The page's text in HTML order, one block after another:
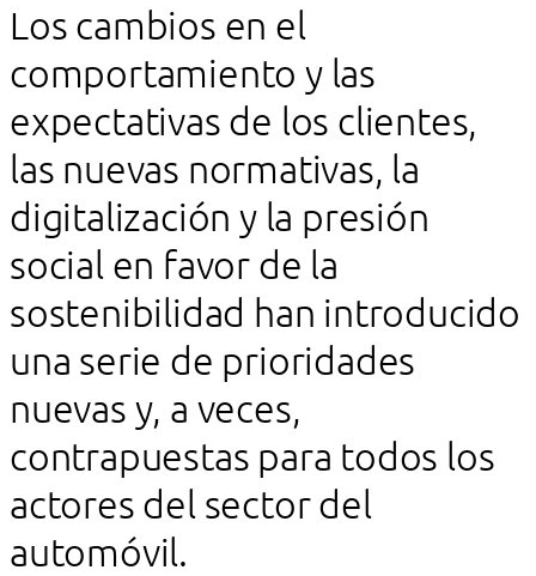
Los cambios en el
comportamiento y las
expectativas de los clientes,
las nuevas normativas, la
digitalización y la presión
social en favor de la
sostenibilidad han introducido
una serie de prioridades
nuevas y, a veces,
contrapuestas para todos los
actores del sector del
automóvil.